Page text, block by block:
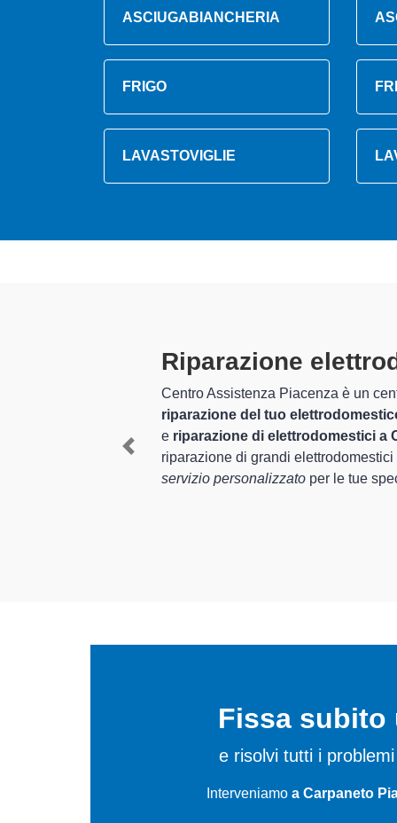
ASCIUGABIANCHERIA
FRIGO
LAVASTOVIGLIE
Tecnici
altamente
I tecnici specializzati di
Piacentino e provincia
mediante il ripristino
In più,i tecnici Ignis
Previous
Fissa subito
e risolvi tutti i
Interveniamo a Carpaneto